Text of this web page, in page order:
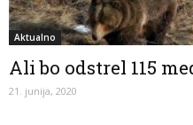
Aktualno
Ali bo odstrel 115
21. junija, 2020